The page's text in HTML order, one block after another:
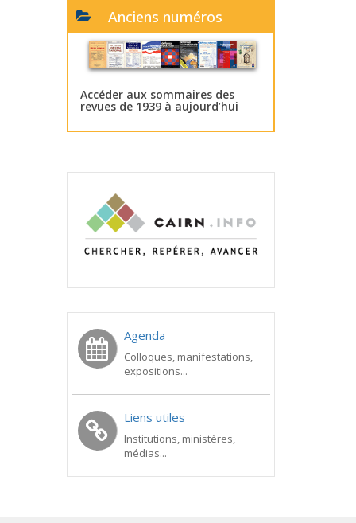
Anciens numéros
Accéder aux sommaires des
revues de 1939 à aujourd’hui
Agenda
Colloques, manifestations,
expositions...
Liens utiles
Institutions, ministères,
médias...